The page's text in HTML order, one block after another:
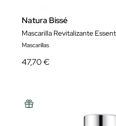
Natura Bissé
Mascarillas
47,70 €